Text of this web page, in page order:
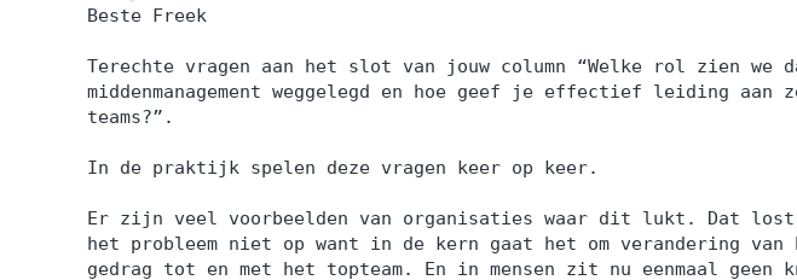
Beste Freek
Terechte vragen aan het slot van jouw column “Welke rol zien we
middenmanagement weggelegd en hoe geef je effectief leiding aan
teams?”.
In de praktijk spelen deze vragen keer op keer.
Er zijn veel voorbeelden van organisaties waar dit lukt. Dat lost
het probleem niet op want in de kern gaat het om verandering van
gedrag tot en met het topteam. En in mensen zit nu eenmaal geen